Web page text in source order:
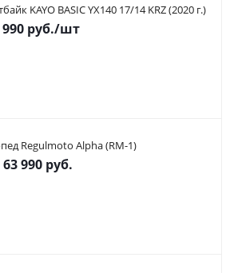
KAYO BASIC YX140 17/14 KRZ (2020 г.)
руб./шт
Regulmoto Alpha (RM-1)
63 990 руб.